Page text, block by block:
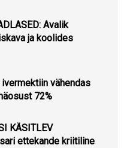
Avalik
ja koolides
vähendas
72%
KÄSITLEV
ettekande kriitiline